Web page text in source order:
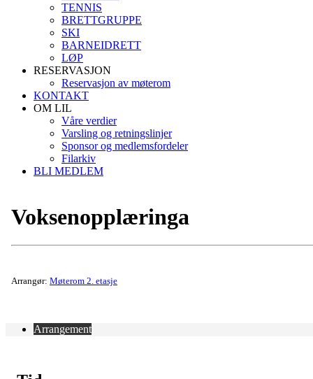
TENNIS
BRETTGRUPPE
SKI
BARNEIDRETT
LØP
RESERVASJON
Reservasjon av møterom
KONTAKT
OM LIL
Våre verdier
Varsling og retningslinjer
Sponsor og medlemsfordeler
Filarkiv
BLI MEDLEM
Voksenopplæringa
Arrangør: Møterom 2. etasje
Arrangement